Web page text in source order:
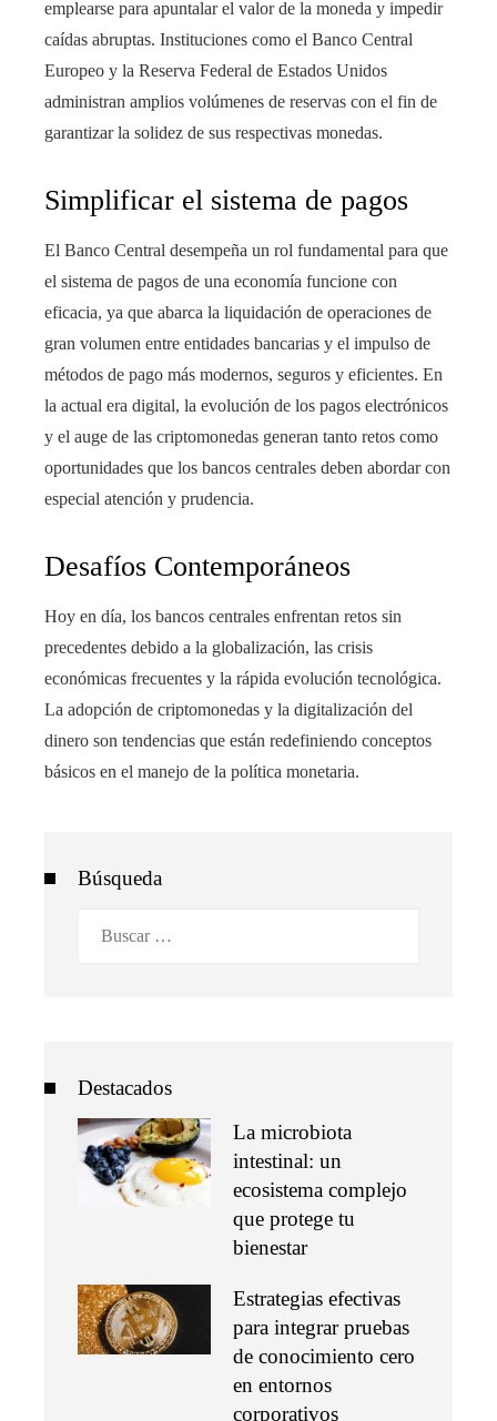
emplearse para apuntalar el valor de la moneda y impedir
caídas abruptas. Instituciones como el Banco Central
Europeo y la Reserva Federal de Estados Unidos
administran amplios volúmenes de reservas con el fin de
garantizar la solidez de sus respectivas monedas.
Simplificar el sistema de pagos
El Banco Central desempeña un rol fundamental para que
el sistema de pagos de una economía funcione con
eficacia, ya que abarca la liquidación de operaciones de
gran volumen entre entidades bancarias y el impulso de
métodos de pago más modernos, seguros y eficientes. En
la actual era digital, la evolución de los pagos electrónicos
y el auge de las criptomonedas generan tanto retos como
oportunidades que los bancos centrales deben abordar con
especial atención y prudencia.
Desafíos Contemporáneos
Hoy en día, los bancos centrales enfrentan retos sin
precedentes debido a la globalización, las crisis
económicas frecuentes y la rápida evolución tecnológica.
La adopción de criptomonedas y la digitalización del
dinero son tendencias que están redefiniendo conceptos
básicos en el manejo de la política monetaria.
Búsqueda
Destacados
La microbiota
intestinal: un
ecosistema complejo
que protege tu
bienestar
Estrategias efectivas
para integrar pruebas
de conocimiento cero
en entornos
corporativos